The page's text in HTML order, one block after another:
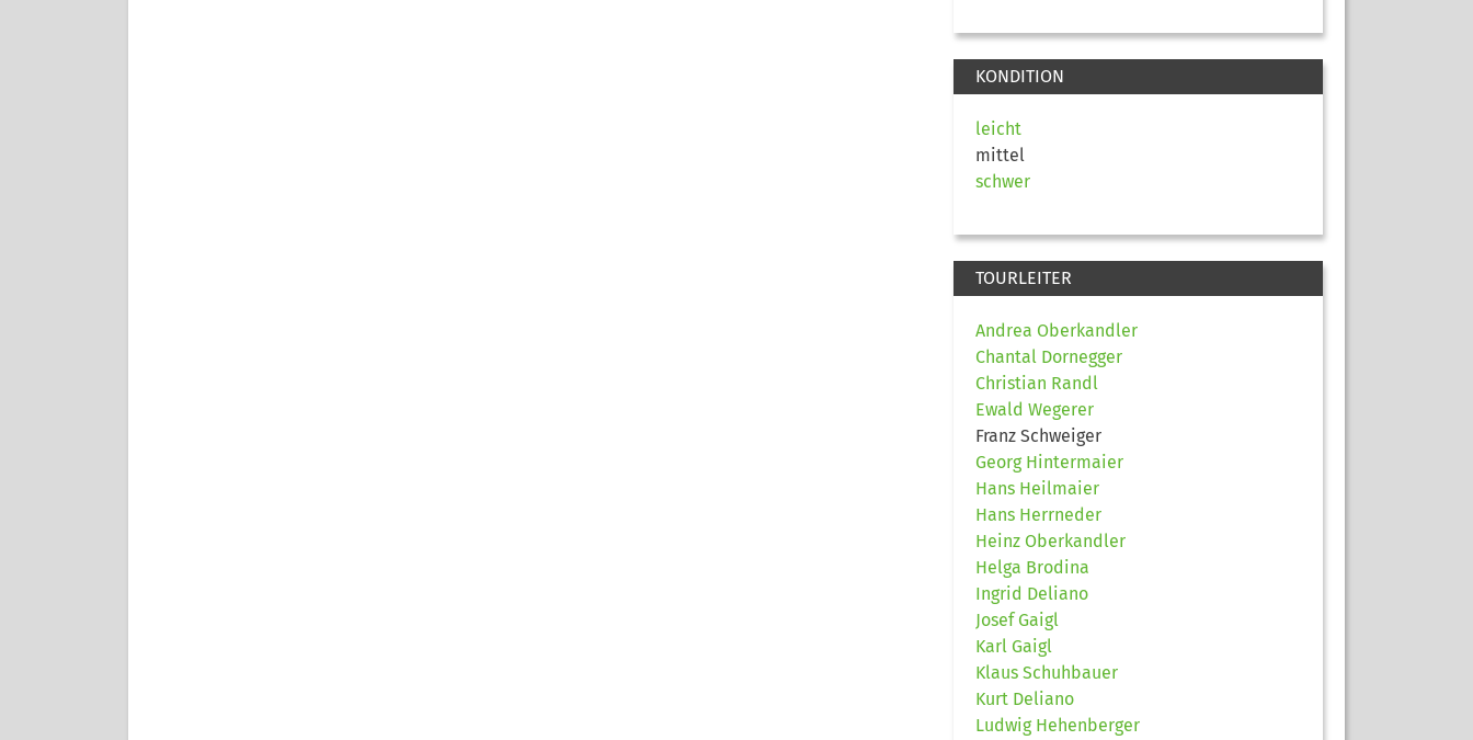
KONDITION
leicht
mittel
schwer
TOURLEITER
Andrea Oberkandler
Chantal Dornegger
Christian Randl
Ewald Wegerer
Franz Schweiger
Georg Hintermaier
Hans Heilmaier
Hans Herrneder
Heinz Oberkandler
Helga Brodina
Ingrid Deliano
Josef Gaigl
Karl Gaigl
Klaus Schuhbauer
Kurt Deliano
Ludwig Hehenberger